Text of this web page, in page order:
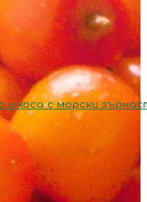
и коса с морски